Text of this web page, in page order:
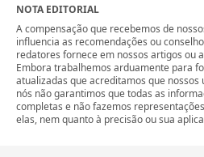
NOTA EDITORIAL
A compensação que recebemos de
influencia as recomendações ou
redatores fornece em nossos artigos ou
Embora trabalhemos arduamente para
atualizadas que acreditamos que
nós não garantimos que todas as
completas e não fazemos
elas, nem quanto à precisão ou sua